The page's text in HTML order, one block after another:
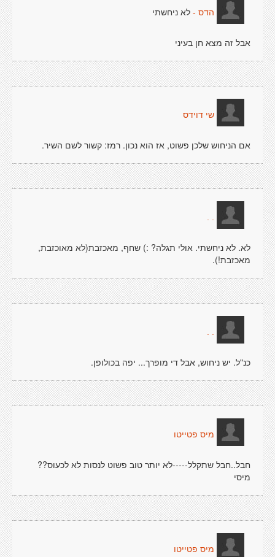
הדס - לא ניחשתי
אבל זה מצא חן בעיני
שי דוידס
אם הניחוש שלכן פשוט, אז הוא נכון. רמז: קשור לשם השיר.
לא. לא ניחשתי. אולי תגלה? :) שחף, מאכזבת(לא מאוכזבת,
מאכזבת!).
כנ"ל. יש ניחוש, אבל די מופרך... יפה בכולופן.
מיס פטייטו
חבל..חבל שתקלל-----לא יותר טוב פשוט לנסות לא לכעוס??
מיסי
מיס פטייטו